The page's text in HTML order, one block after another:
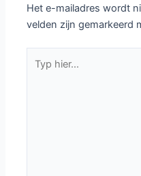
Het e-mailadres wordt
velden zijn gemarkeerd
hier...